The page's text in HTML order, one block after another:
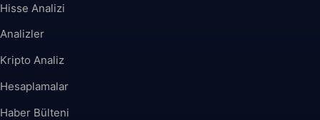
Hisse Analizi
Analizler
Kripto Analiz
Hesaplamalar
Haber Bülteni